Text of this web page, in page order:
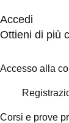
Accedi
Ottieni di più
Accesso alla
Corsi e prove